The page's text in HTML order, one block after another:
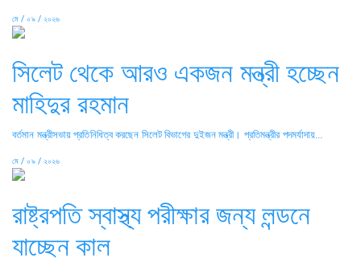
মে / ০৯ / ২০২৬
সিলেট থেকে আরও একজন মন্ত্রী হচ্ছেন
মাহিদুর রহমান
বর্তমান মন্ত্রীসভায় প্রতিনিধিত্ব করছেন সিলেট বিভাগের দুইজন মন্ত্রী। প্রতিমন্ত্রীর পদমর্যাদায়...
মে / ০৯ / ২০২৬
রাষ্ট্রপতি স্বাস্থ্য পরীক্ষার জন্য লন্ডনে
যাচ্ছেন কাল